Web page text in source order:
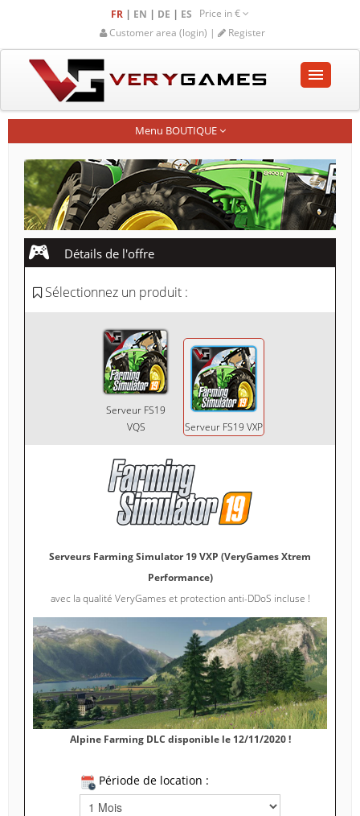
FR | EN | DE | ES Price in€
Customer area (login) |
Register
BOUTIQUE
COMMUNAUTÉ
AIDE-SUPPORT
Empty cart
Menu BOUTIQUE
Détails de l'offre
Sélectionnez un produit :
Serveur FS19
VQS
Serveur FS19 VXP
Serveurs Farming Simulator 19 VXP (VeryGames Xtrem
Performance)
avec la qualité VeryGames et protection anti-DDoS incluse !
Alpine Farming DLC disponible le 12/11/2020 !
Période de location :